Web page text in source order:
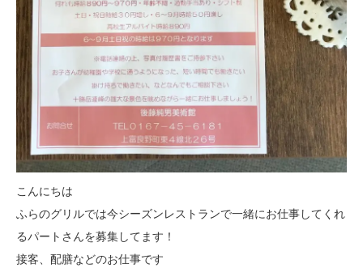
こんにちは
ふらのグリルでは今シーズンレストランで一緒にお仕事してくれ
るパートさんを募集してます！
接客、配膳などのお仕事です